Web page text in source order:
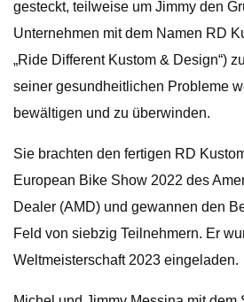
gesteckt, teilweise um Jimmy den
Unternehmen mit dem Namen RD
„Ride Different Kustom & Design“)
seiner gesundheitlichen Probleme
bewältigen und zu überwinden.
Sie brachten den fertigen RD
European Bike Show 2022 des
Dealer (AMD) und gewannen den
Feld von siebzig Teilnehmern. Er
Weltmeisterschaft 2023 eingeladen.